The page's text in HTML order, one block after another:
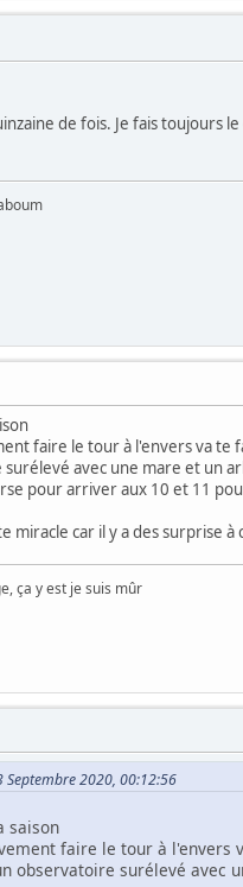
de fois. Je fais
faire le tour à l'envers va te
avec une mare et un
pour arriver aux 10 et 11
miracle car il y a des surprise
ça y est je suis mûr
Septembre 2020, 00:12:56
saison
faire le tour à l'envers
observatoire surélevé